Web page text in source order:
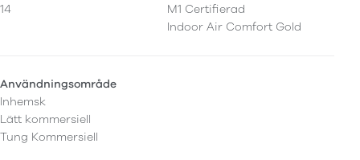
14
M1 Certifierad
Indoor Air Comfort Gold
Användningsområde
Inhemsk
Lätt kommersiell
Tung Kommersiell